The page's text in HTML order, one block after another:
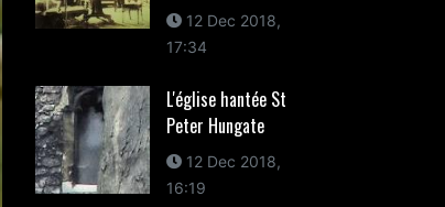
12 Dec 2018,
17:34
L'église hantée St
Peter Hungate
12 Dec 2018,
16:19